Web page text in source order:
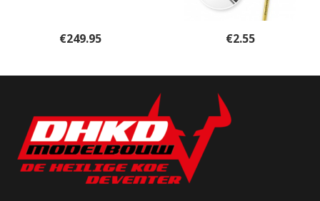
€249.95 €2.55